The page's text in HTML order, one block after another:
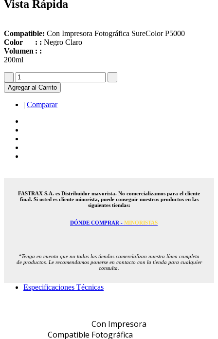
Vista Rápida
Compatible: Con Impresora Fotográfica SureColor P5000
Color
	:
: Negro Claro
Volumen
	:
:
200ml
Agregar al Carrito
| Comparar
FASTRAX S.A. es Distribuidor mayorista. No comercializamos para el cliente
final. Si usted es cliente minorista, puede conseguir nuestros productos en las
siguientes tiendas:
DÓNDE COMPRAR - MINORISTAS
*Tenga en cuenta que no todas las tiendas comercializan nuestra línea completa
de productos. Le recomendamos ponerse en contacto con la tienda para cualquier
consulta.
Especificaciones Técnicas
Compatible
Con Impresora
Fotográfica